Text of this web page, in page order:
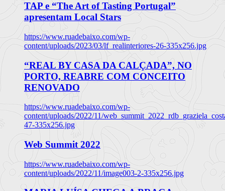
TAP e “The Art of Tasting Portugal”
apresentam Local Stars
https://www.ruadebaixo.com/wp-
content/uploads/2023/03/lf_realinteriores-26-335x256.jpg
“REAL BY CASA DA CALÇADA”, NO
PORTO, REABRE COM CONCEITO
RENOVADO
https://www.ruadebaixo.com/wp-
content/uploads/2022/11/
47-335x256.jpg
Web Summit 2022
https://www.ruadebaixo.com/wp-
content/uploads/2022/11/image003-2-335x256.jpg